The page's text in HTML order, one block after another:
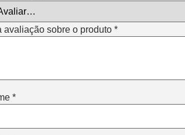
avaliação sobre o produto *
*